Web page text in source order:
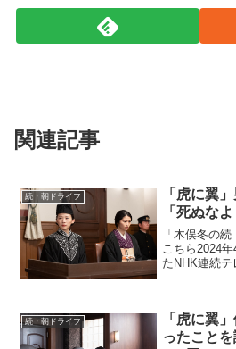
関連記事
続・朝ドライフ
「虎に翼
「死ぬな
「木俣冬の
こちら2024
たNHK連続テ
間たちと切
続・朝ドライフ
「虎に翼
ったこと